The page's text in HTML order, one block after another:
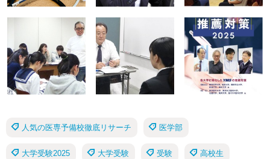
人気の医専予備校徹底リサーチ 医学部
大学受験2025 大学受験 受験 高校生